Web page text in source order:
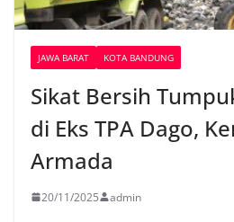
JAWA BARAT KOTA BANDUNG
Sikat Bersih
di Eks TPA Dago,
Armada
20/11/2025 admin